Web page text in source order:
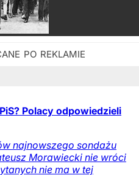
Polacy odpowiedzieli
najnowszego sondażu
Morawiecki nie wróci
nie ma w tej